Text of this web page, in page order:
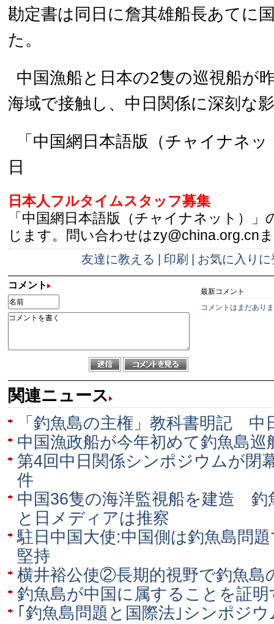
勘定書は同日に詹其雄船長あてに
た。
中国漁船と日本の2隻の巡視船が
海域で接触し、中日関係に深刻な
「中国網日本語版（チャイナネ
日
日本人フルタイムスタッフ募集
「中国網日本語版（チャイナネット）」
じます。問い合わせはzy@china.org.cn
友達に教える 印刷 お気に入りに
コメント
最新コメント
コメントはまだあり
関連ニュース
「釣魚島の主権」教科書明記 中
中国漁政船が今年初めて釣魚島巡
第4回中日関係シンポジウムが
件
中国36隻の海洋監視船を建造 釣
と日メディアは推察
駐日中国大使:中国側は釣魚島問
堅持
横井裕公使②長期的視野で釣魚島
釣魚島が中国に属することを証
｢釣魚島問題と国際法｣シンポジ